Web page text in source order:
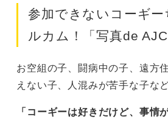
参加できないコーギー
ルカム！「写真de AJC
お空組の子、闘病中の子、遠方
えない子、人混みが苦手な子な
「コーギーは好きだけど、事情